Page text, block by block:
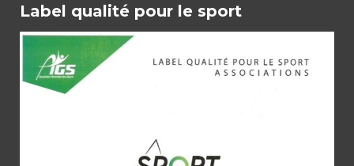
Label qualité pour le sport